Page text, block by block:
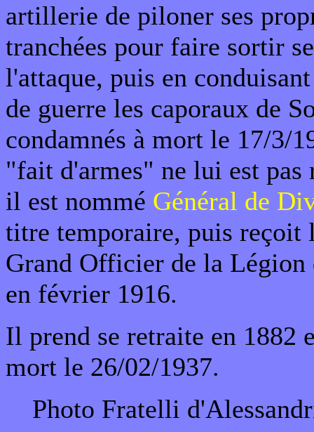
artillerie de piloner ses
tranchées pour faire sortir
l'attaque, puis en
de guerre les caporaux de
condamnés à mort le 17/3/
"fait d'armes" ne lui est pas
il est nommé Général de
titre temporaire, puis reçoit
Grand Officier de la Légion
en février 1916.
Il prend se retraite en 1882
mort le 26/02/1937.
Photo Fratelli